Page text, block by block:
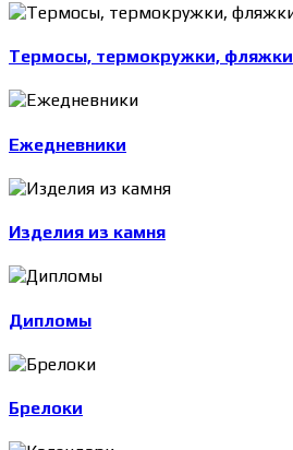
Термосы, термокружки, фляжки
Ежедневники
Изделия из камня
Дипломы
Брелоки